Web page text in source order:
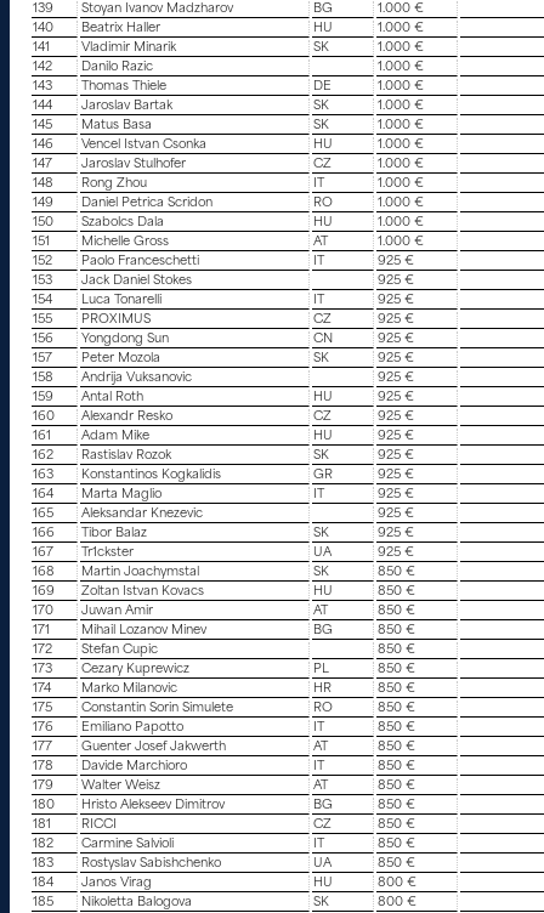
139
Stoyan Ivanov Madzharov BG
1.000 €
140
Beatrix Haller HU
1.000 €
141
Vladimir Minarik SK
1.000 €
142
Danilo Razic
1.000 €
143
Thomas Thiele DE
1.000 €
144
Jaroslav Bartak SK
1.000 €
145
Matus Basa SK
1.000 €
146
Vencel Istvan Csonka HU
1.000 €
147
Jaroslav Stulhofer CZ
1.000 €
148
Rong Zhou
1.000 €
149
Daniel Petrica Scridon RO
1.000 €
150
Szabolcs Dala HU
1.000 €
151
Michelle Gross AT
1.000 €
152
Paolo Franceschetti
925 €
153
Jack Daniel Stokes
925 €
154
Luca Tonarelli
925 €
155
PROXIMUS CZ
925 €
156
Yongdong Sun CN
925 €
157
Peter Mozola SK
925 €
158
Andrija Vuksanovic
925 €
159
Antal Roth HU
925 €
160
Alexandr Resko CZ
925 €
161
Adam Mike HU
925 €
162
Rastislav Rozok SK
925 €
163
Konstantinos Kogkalidis GR
925 €
164
Marta Maglio
925 €
165
Aleksandar Knezevic
925 €
166
Tibor Balaz SK
925 €
167
Tr1ckster UA
925 €
168
Martin Joachymstal SK
850 €
169
Zoltan Istvan Kovacs HU
850 €
170
Juwan Amir AT
850 €
171
Mihail Lozanov Minev BG
850 €
172
Stefan Cupic
850 €
173
Cezary Kuprewicz PL
850 €
174
Marko Milanovic HR
850 €
175
Constantin Sorin Simulete RO
850 €
176
Emiliano Papotto
850 €
177
Guenter Josef Jakwerth AT
850 €
178
Davide Marchioro
850 €
179
Walter Weisz AT
850 €
180
Hristo Alekseev Dimitrov BG
850 €
181
RICCI CZ
850 €
182
Carmine Salvioli
850 €
183
Rostyslav Sabishchenko UA
850 €
184
Janos Virag HU
800 €
185
Nikoletta Balogova SK
800 €